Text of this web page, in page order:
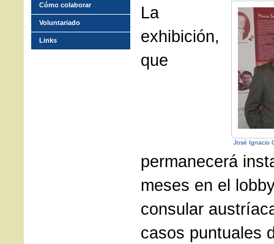
José Ignacio
La
exhibición,
que
permanecerá
meses en el
consular
casos puntuales
Cómo colaborar
Voluntariado
Links